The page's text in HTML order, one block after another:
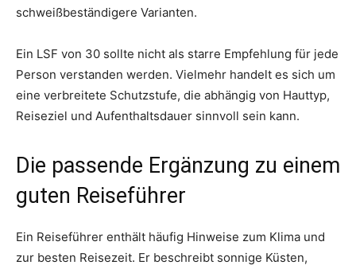
schweißbeständigere Varianten.
Ein LSF von 30 sollte nicht als starre Empfehlung für jede
Person verstanden werden. Vielmehr handelt es sich um
eine verbreitete Schutzstufe, die abhängig von Hauttyp,
Reiseziel und Aufenthaltsdauer sinnvoll sein kann.
Die passende Ergänzung zu einem
guten Reiseführer
Ein Reiseführer enthält häufig Hinweise zum Klima und
zur besten Reisezeit. Er beschreibt sonnige Küsten,